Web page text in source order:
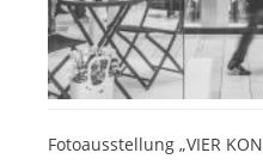
Fotoausstellung „VIER